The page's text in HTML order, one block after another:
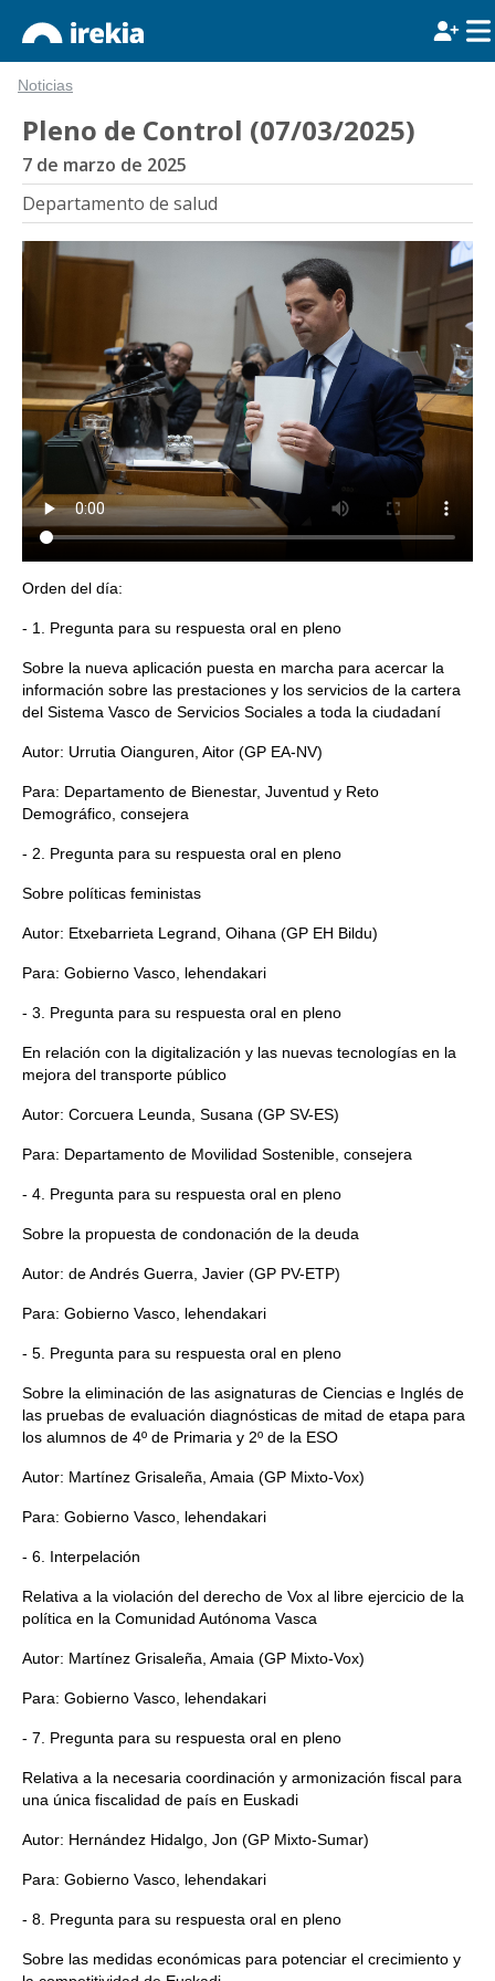
Noticias
Pleno de Control (07/03/2025)
7 de marzo de 2025
Departamento de salud
Orden del día:
- 1. Pregunta para su respuesta oral en pleno
Sobre la nueva aplicación puesta en marcha para acercar la
información sobre las prestaciones y los servicios de la cartera
del Sistema Vasco de Servicios Sociales a toda la ciudadaní
Autor: Urrutia Oianguren, Aitor (GP EA-NV)
Para: Departamento de Bienestar, Juventud y Reto
Demográfico, consejera
- 2. Pregunta para su respuesta oral en pleno
Sobre políticas feministas
Autor: Etxebarrieta Legrand, Oihana (GP EH Bildu)
Para: Gobierno Vasco, lehendakari
- 3. Pregunta para su respuesta oral en pleno
En relación con la digitalización y las nuevas tecnologías en la
mejora del transporte público
Autor: Corcuera Leunda, Susana (GP SV-ES)
Para: Departamento de Movilidad Sostenible, consejera
- 4. Pregunta para su respuesta oral en pleno
Sobre la propuesta de condonación de la deuda
Autor: de Andrés Guerra, Javier (GP PV-ETP)
Para: Gobierno Vasco, lehendakari
- 5. Pregunta para su respuesta oral en pleno
Sobre la eliminación de las asignaturas de Ciencias e Inglés de
las pruebas de evaluación diagnósticas de mitad de etapa para
los alumnos de 4º de Primaria y 2º de la ESO
Autor: Martínez Grisaleña, Amaia (GP Mixto-Vox)
Para: Gobierno Vasco, lehendakari
- 6. Interpelación
Relativa a la violación del derecho de Vox al libre ejercicio de la
política en la Comunidad Autónoma Vasca
Autor: Martínez Grisaleña, Amaia (GP Mixto-Vox)
Para: Gobierno Vasco, lehendakari
- 7. Pregunta para su respuesta oral en pleno
Relativa a la necesaria coordinación y armonización fiscal para
una única fiscalidad de país en Euskadi
Autor: Hernández Hidalgo, Jon (GP Mixto-Sumar)
Para: Gobierno Vasco, lehendakari
- 8. Pregunta para su respuesta oral en pleno
Sobre las medidas económicas para potenciar el crecimiento y